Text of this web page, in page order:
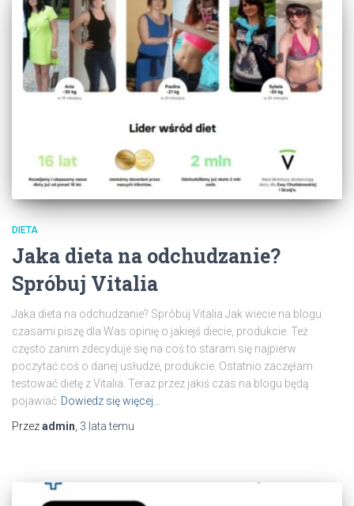
DIETA
Jaka dieta na odchudzanie?
Spróbuj Vitalia
Jaka dieta na odchudzanie? Spróbuj Vitalia Jak wiecie na blogu
czasami piszę dla Was opinię o jakiejś diecie, produkcie. Też
często zanim zdecyduje się na coś to staram się najpierw
poczytać coś o danej usłudze, produkcie. Ostatnio zaczęłam
testować dietę z Vitalia. Teraz przez jakiś czas na blogu będą
pojawiać Dowiedz się więcej…
Przezadmin, 3 latatemu